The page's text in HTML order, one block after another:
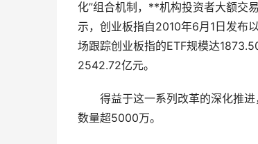
化”组合机制，**机构投资者大额交
示，创业板指自2010年6月1日发布
场跟踪创业板指的ETF规模达
2542.72亿元。
得益于这一系列改革的深化推进
数量超5000万。